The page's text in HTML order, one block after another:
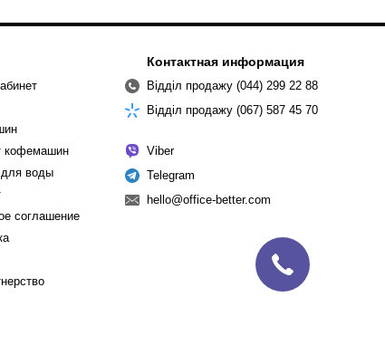
кофемашин
воды
соглашение
Контактная информация
Відділ продажу (044) 299 22 88
Відділ продажу (067) 587 45 70
Viber
Telegram
hello@office-better.com